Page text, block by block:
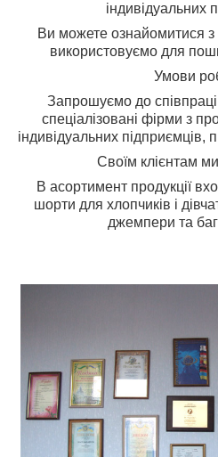
індивідуальних
Ви можете ознайомитися з
використовуємо для
Умови
Запрошуємо до
спеціалізовані фірми з
індивідуальних підприємців,
Своїм клієнтам
В асортимент продукції
шорти для хлопчиків і
джемпери та